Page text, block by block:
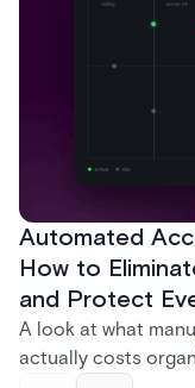
Automated
How to
and Protect
A look at what
actually costs